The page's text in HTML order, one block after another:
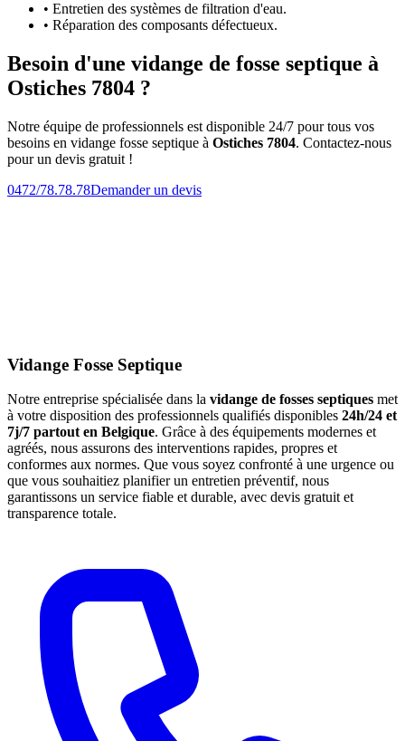
• Entretien des systèmes de filtration d'eau.
• Réparation des composants défectueux.
Besoin d'une vidange de fosse septique à
Ostiches 7804 ?
Notre équipe de professionnels est disponible 24/7 pour tous vos
besoins en vidange fosse septique à Ostiches 7804. Contactez-nous
pour un devis gratuit !
0472/78.78.78Demander un devis
Vidange Fosse Septique
Notre entreprise spécialisée dans la vidange de fosses septiques met
à votre disposition des professionnels qualifiés disponibles 24h/24 et
7j/7 partout en Belgique. Grâce à des équipements modernes et
agréés, nous assurons des interventions rapides, propres et
conformes aux normes. Que vous soyez confronté à une urgence ou
que vous souhaitiez planifier un entretien préventif, nous
garantissons un service fiable et durable, avec devis gratuit et
transparence totale.